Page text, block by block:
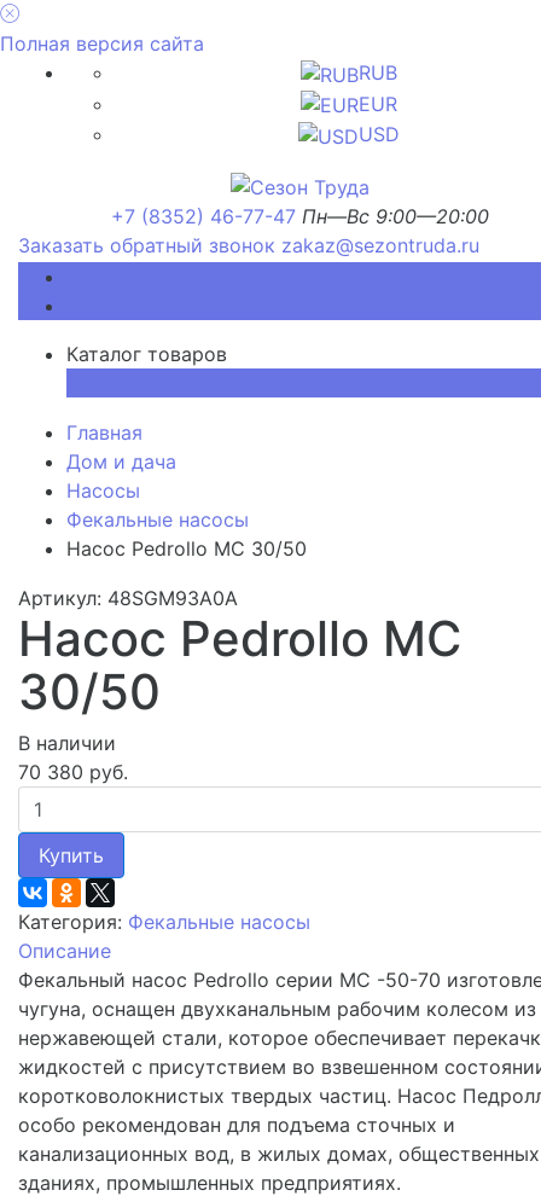
Полная версия сайта
RUB
EUR
USD
+7 (8352) 46-77-47 Пн—Вс 9:00—20:00
Заказать обратный звонок zakaz@sezontruda.ru
Каталог товаров
Главная
Дом и дача
Насосы
Фекальные насосы
Насос Pedrollo MC 30/50
Артикул: 48SGM93A0A
Насос Pedrollo MC
30/50
В наличии
70 380 руб.
Купить
Категория: Фекальные насосы
Описание
Фекальный насос Pedrollo серии MC -50-70
чугуна, оснащен двухканальным рабочим колесом из
нержавеющей стали, которое обеспечивает
жидкостей с присутствием во взвешенном
коротковолокнистых твердых частиц. Насос
особо рекомендован для подъема сточных и
канализационных вод, в жилых домах, общественных
зданиях, промышленных предприятиях.